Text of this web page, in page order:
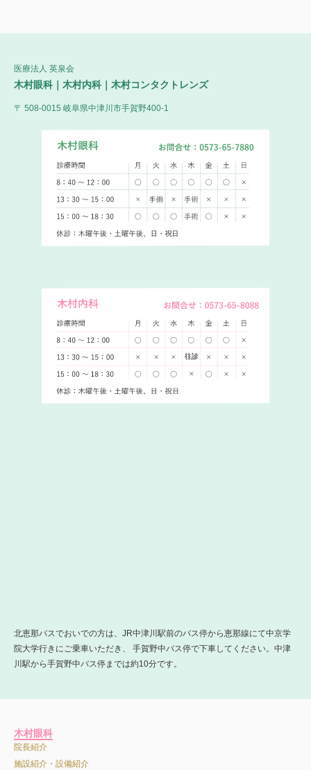
医療法人 英泉会
木村眼科｜木村内科｜木村コンタクトレンズ
〒 508-0015 岐阜県中津川市手賀野400-1
北恵那バスでおいでの方は、JR中津川駅前のバス停から恵那線にて中京学
院大学行きにご乗車いただき、 手賀野中バス停で下車してください。中津
川駅から手賀野中バス停までは約10分です。
木村眼科
院長紹介
施設紹介・設備紹介